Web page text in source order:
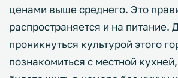
ценами выше среднего. Это
распространяется и на питание.
проникнуться культурой этого
познакомиться с местной